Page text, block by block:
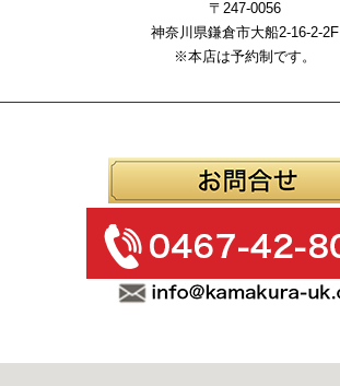
〒247-0056
神奈川県鎌倉市大船2-16-2-2F
※本店は予約制です。